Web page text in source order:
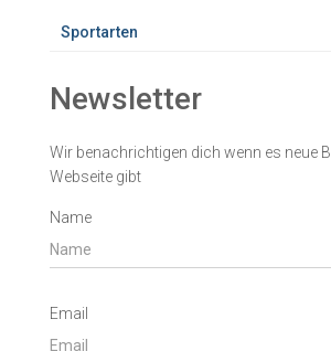
Sportarten
Newsletter
Wir benachrichtigen dich wenn es neue
Webseite gibt
Name
Email